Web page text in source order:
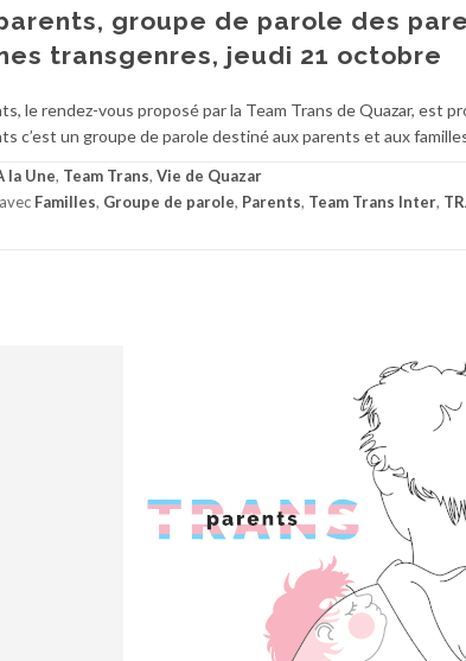
groupe de parole des
transgenres, jeudi 21 octobre
le rendez-vous proposé par la Team Trans de Quazar, est
c’est un groupe de parole destiné aux parents et aux
la Une, Team Trans, Vie de Quazar
Familles, Groupe de parole, Parents, Team Trans Inter,